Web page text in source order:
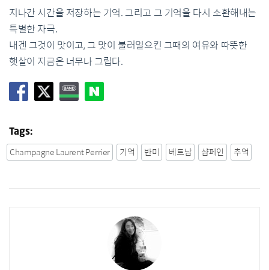
지나간 시간을 저장하는 기억. 그리고 그 기억을 다시 소환해내는
특별한 자극.
내겐 그것이 맛이고, 그 맛이 불러일으킨 그때의 여유와 따뜻한
햇살이 지금은 너무나 그립다.
Tags:
Champagne Laurent Perrier 기억 반미 베트남 샴페인 추억